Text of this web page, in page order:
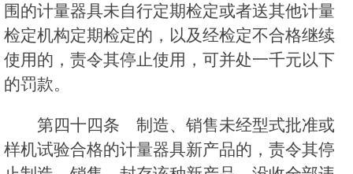
围的计量器具未自行定期检定或者送其他计量
检定机构定期检定的，以及经检定不合格继续
使用的，责令其停止使用，可并处一千元以下
的罚款。
第四十四条 制造、销售未经型式批准或
样机试验合格的计量器具新产品的，责令其停